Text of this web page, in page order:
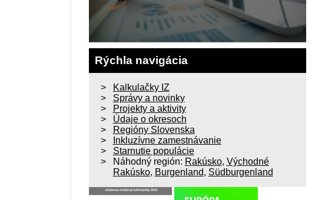
Rýchla navigácia
Kalkulačky IZ
Správy a novinky
Projekty a aktivity
Údaje o okresoch
Regióny Slovenska
Inkluzívne zamestnávanie
Starnutie populácie
Náhodný región: Rakúsko, Východné
Rakúsko, Burgenland, Südburgenland